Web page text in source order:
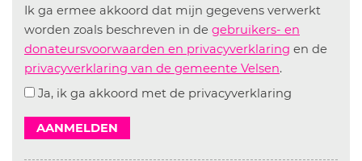
Ik ga ermee akkoord dat mijn gegevens verwerkt
worden zoals beschreven in de gebruikers- en
donateursvoorwaarden en privacyverklaring en de
privacyverklaring van de gemeente Velsen.
Ja, ik ga akkoord met de privacyverklaring
AANMELDEN